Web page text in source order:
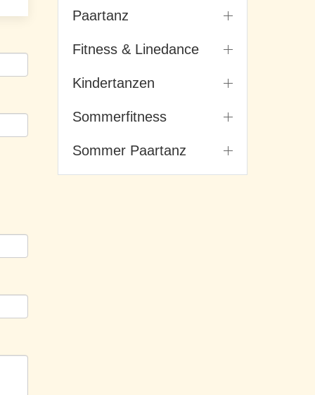
Paartanz
Fitness & Linedance
Kindertanzen
Sommerfitness
Sommer Paartanz